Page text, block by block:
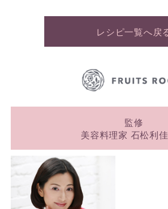
レシピ一覧へ戻
監修
美容料理家 石松利